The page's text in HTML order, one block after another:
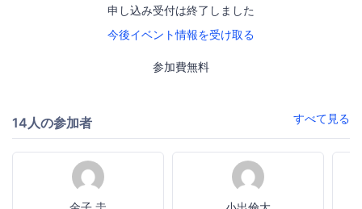
申し込み受付は終了しました
今後イベント情報を受け取る
参加費無料
14人の参加者 すべて見る